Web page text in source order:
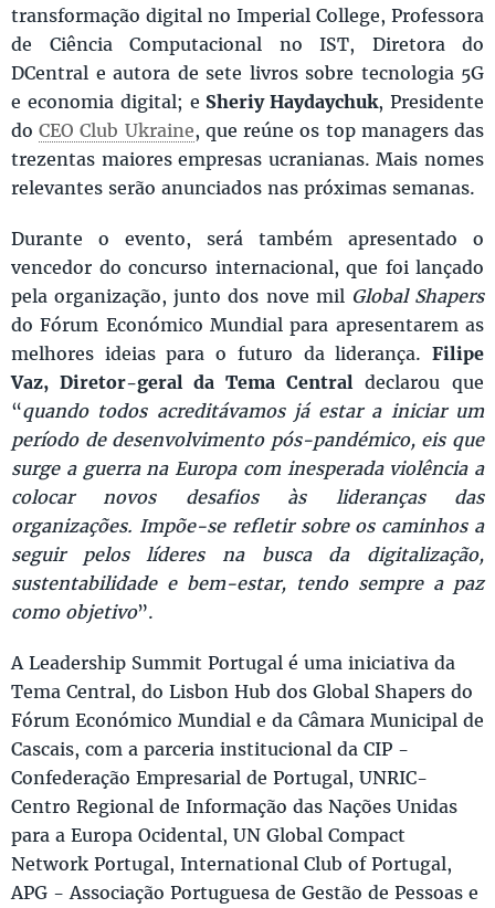
transformação digital no Imperial College, Professora
de Ciência Computacional no IST, Diretora do
DCentral e autora de sete livros sobre tecnologia 5G
e economia digital; e Sheriy Haydaychuk, Presidente
doCEO Club Ukraine, que reúne os top managers das
trezentas maiores empresas ucranianas. Mais nomes
relevantes serão anunciados nas próximas semanas.
Durante o evento, será também apresentado o
vencedor do concurso internacional, que foi lançado
pela organização, junto dos nove mil Global Shapers
do Fórum Económico Mundial para apresentarem as
melhores ideias para o futuro da liderança. Filipe
Vaz, Diretor-geral da Tema Centraldeclarou que
“quando todos acreditávamos já estar a iniciar um
período de desenvolvimento pós-pandémico, eis que
surge a guerra na Europa com inesperada violência a
colocar novos desafios às lideranças das
organizações. Impõe-se refletir sobre os caminhos a
seguir pelos líderes na busca da digitalização,
sustentabilidade e bem-estar, tendo sempre a paz
como objetivo”.
A Leadership Summit Portugal é uma iniciativa da
Tema Central, do Lisbon Hub dos Global Shapers do
Fórum Económico Mundial e da Câmara Municipal de
Cascais, com a parceria institucional da CIP -
Confederação Empresarial de Portugal, UNRIC-
Centro Regional de Informação das Nações Unidas
para a Europa Ocidental, UN Global Compact
Network Portugal, International Club of Portugal,
APG - Associação Portuguesa de Gestão de Pessoas e